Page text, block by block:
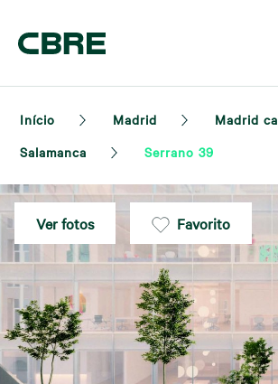
Início Madrid
Madrid
Salamanca
Serrano 39
Ver fotos Favorito